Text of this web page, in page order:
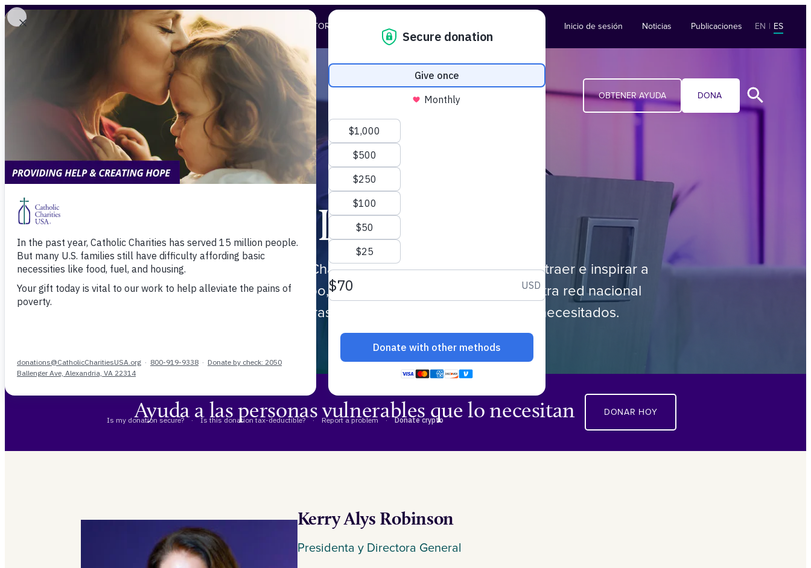
Ir al contenido
FORMAS DE DONAR APOYO HISTORIAS QUIÉNES SOMOS Inicio de sesión Noticias Publicaciones EN | ES
OBTENER AYUDA DONA
QUIÉNES SOMOS
Liderazgo
Los líderes de Catholic Charities USA son responsables de atraer e inspirar a
los miembros del equipo, que se centran en apoyar a nuestra red nacional
de miembros mientras ayudamos colectivamente a los necesitados.
Ayuda a las personas vulnerables que lo necesitan DONAR HOY
Kerry Alys Robinson
Presidenta y Directora General